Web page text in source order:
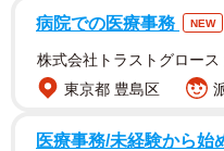
病院での医療事務 NEW
株式会社トラストグロー
東京都 豊島区
医療事務/未経験から始